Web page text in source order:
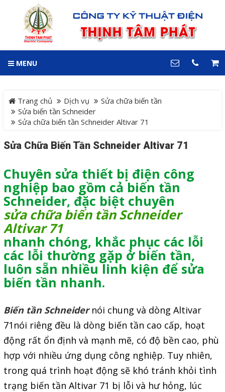
MENU
Trang chủ Dịch vụ
Sửa chữa biến tần
Sửa biến tần Schneider
Sửa chữa biến tần Schneider Altivar 71
Sửa Chữa Biến Tần Schneider Altivar 71
Chuyên sửa thiết bị điện công
nghiệp bao gồm cả biến tần
Schneider, đặc biệt chuyên
sửa chữa biến tần Schneider
Altivar 71
nhanh chóng, khắc phục các lỗi
các lỗi thường gặp ở biến tần,
luôn sẵn nhiều linh kiện để sửa
biến tần nhanh.
Biến tần Schneidernói chung và dòng Altivar
71nói riêng đều là dòng biến tần cao cấp, hoạt
động rất ổn định và mạnh mẽ, có độ bền cao, phù
hợp với nhiều ứng dụng công nghiệp. Tuy nhiên,
trong quá trình hoạt động sẽ khó tránh khỏi tình
trạng biến tần Altivar 71 bị lỗi và hư hỏng, lúc
Trang chủ
Dự án
Sản phẩm
Hệ Thống Cảnh Báo An
Toàn Xe Nâng
Hệ thống điều khiển giám
sát và thu thập dữ liệu
Giải pháp quản lý bằng mã
vạch
Bảng LED điện tử
Bảng Led hiển thị nhiệt độ
độ ẩm
Đồng hồ thời gian thực
Màn hình cảm ứng HMI
GIỎ HÀNG
LIÊN HỆ
Hotline
64 đường 24, KDC Hiệp
Dương
Điện thoại
0909 199 102
COPYRIGHT 2018. ALL RIGHTS RESERVED